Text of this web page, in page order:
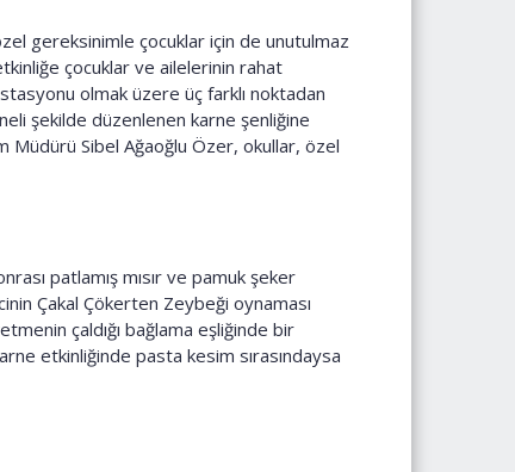
gereksinimle çocuklar için de unutulmaz
çocuklar ve ailelerinin rahat
olmak üzere üç farklı noktadan
şekilde düzenlenen karne şenliğine
Müdürü Sibel Ağaoğlu Özer, okullar, özel
patlamış mısır ve pamuk şeker
Çakal Çökerten Zeybeği oynaması
çaldığı bağlama eşliğinde bir
etkinliğinde pasta kesim sırasındaysa